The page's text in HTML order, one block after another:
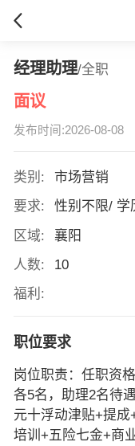
经理助理/全职
面议
发布时间:2026-08-08
类别:
市场营销
要求:
性别不限/ 学
区域:
襄阳
人数:
10
福利:
职位要求
岗位职责：任职资
各5名，助理2名待
元十浮动津贴+提
培训+五险七金+商